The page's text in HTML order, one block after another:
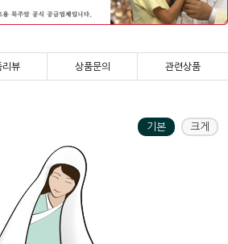
리뷰 상품문의 관련상품
기본 크게